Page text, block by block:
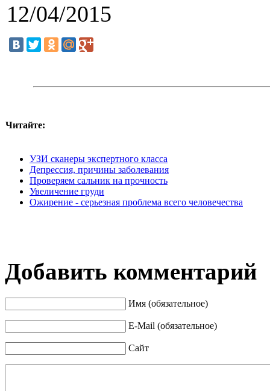
12/04/2015
Читайте:
УЗИ сканеры экспертного класса
Депрессия, причины заболевания
Проверяем сальник на прочность
Увеличение груди
Ожирение - серьезная проблема всего человечества
Добавить комментарий
Имя (обязательное)
E-Mail (обязательное)
Сайт